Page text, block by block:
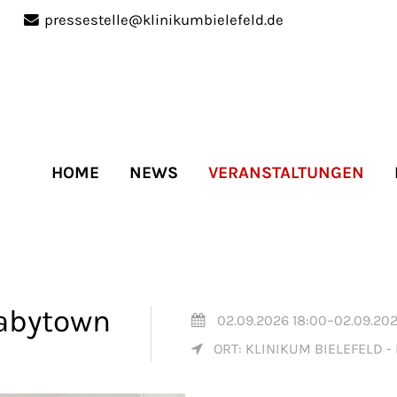
pressestelle@klinikumbielefeld.de
HOME NEWS VERANSTALTUNGEN
02.09.2026
ORT: KLINIKUM BIELEFELD -